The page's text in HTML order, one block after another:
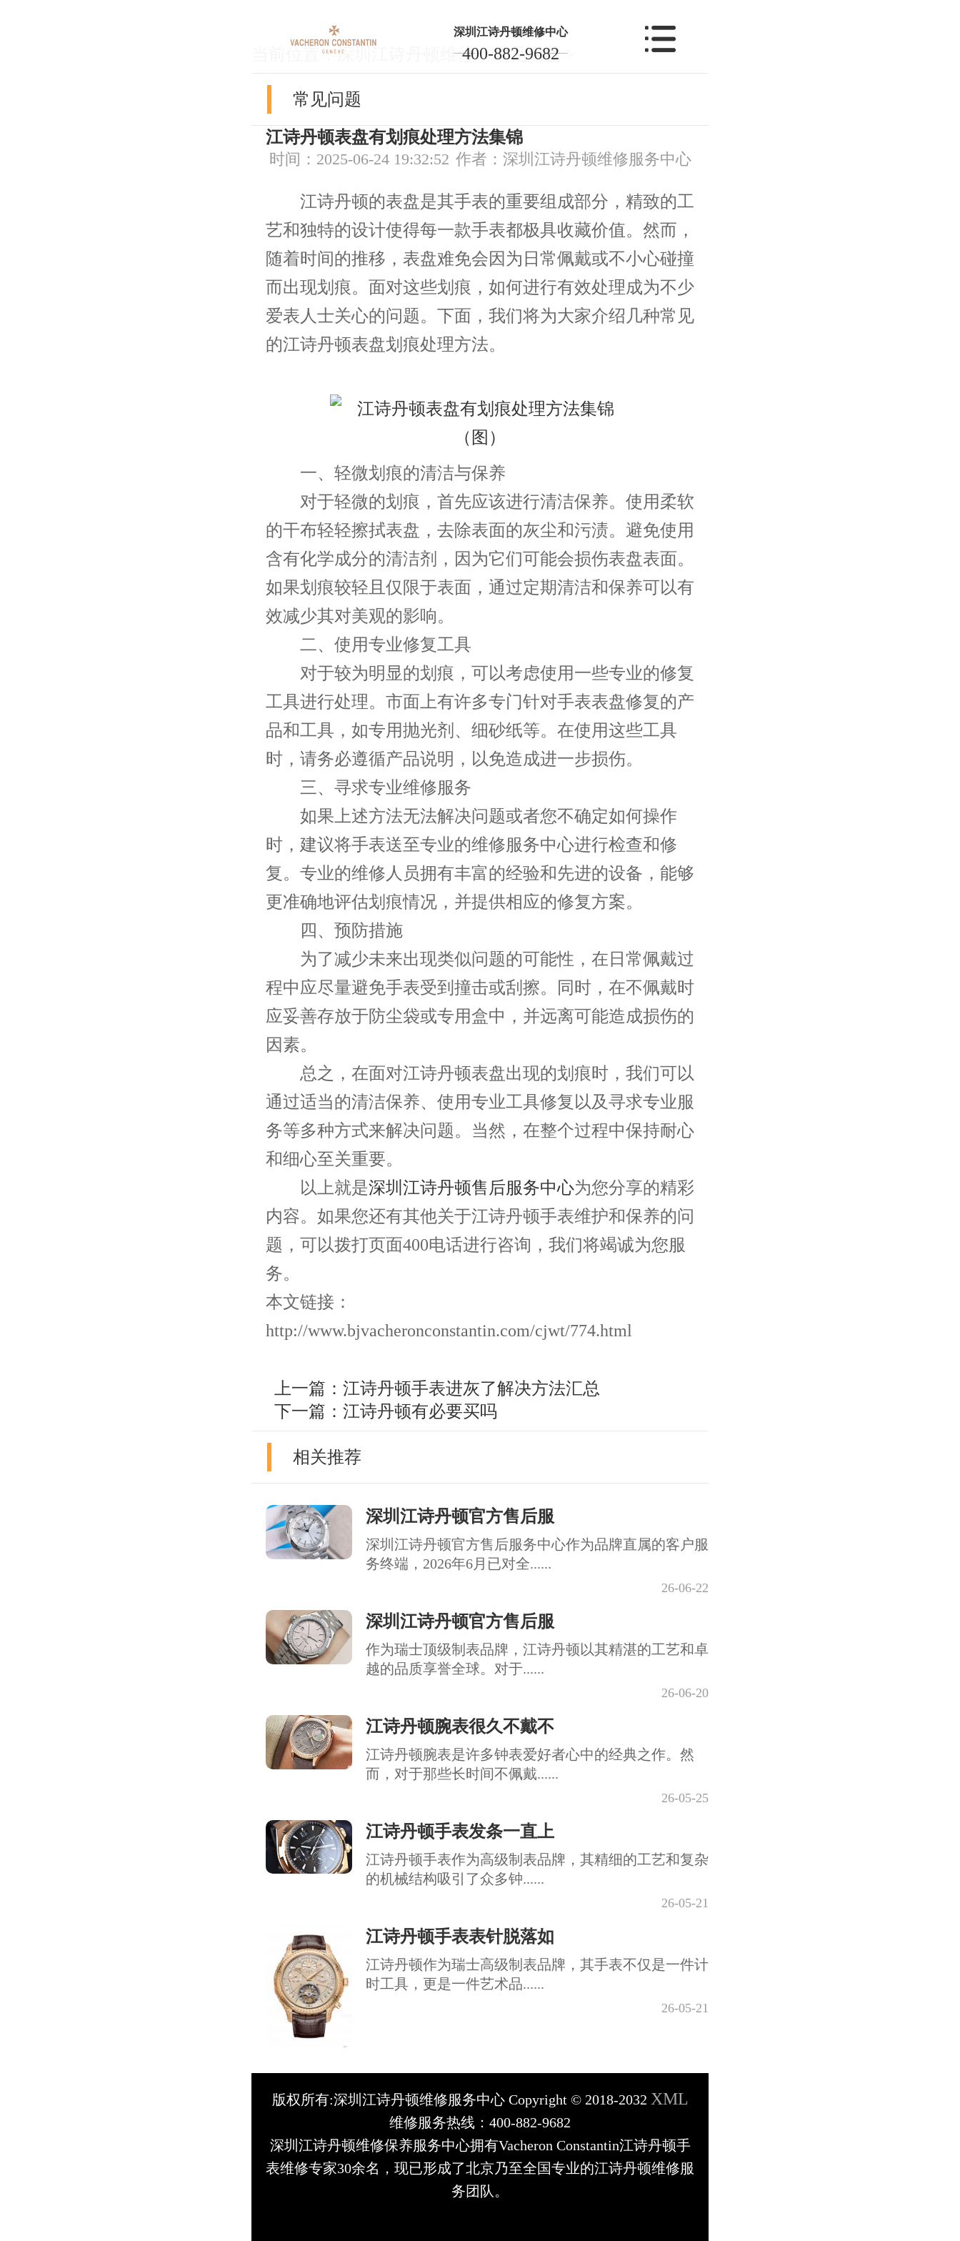
深圳江诗丹顿维修中心
400-882-9682
当前位置：深圳江诗丹顿维修>常见问题>
常见问题
江诗丹顿表盘有划痕处理方法集锦
时间：2025-06-24 19:32:52 作者：深圳江诗丹顿维修服务中心
江诗丹顿的表盘是其手表的重要组成部分，精致的工
艺和独特的设计使得每一款手表都极具收藏价值。然而，
随着时间的推移，表盘难免会因为日常佩戴或不小心碰撞
而出现划痕。面对这些划痕，如何进行有效处理成为不少
爱表人士关心的问题。下面，我们将为大家介绍几种常见
的江诗丹顿表盘划痕处理方法。
一、轻微划痕的清洁与保养
对于轻微的划痕，首先应该进行清洁保养。使用柔软
的干布轻轻擦拭表盘，去除表面的灰尘和污渍。避免使用
含有化学成分的清洁剂，因为它们可能会损伤表盘表面。
如果划痕较轻且仅限于表面，通过定期清洁和保养可以有
效减少其对美观的影响。
二、使用专业修复工具
对于较为明显的划痕，可以考虑使用一些专业的修复
工具进行处理。市面上有许多专门针对手表表盘修复的产
品和工具，如专用抛光剂、细砂纸等。在使用这些工具
时，请务必遵循产品说明，以免造成进一步损伤。
三、寻求专业维修服务
如果上述方法无法解决问题或者您不确定如何操作
时，建议将手表送至专业的维修服务中心进行检查和修
复。专业的维修人员拥有丰富的经验和先进的设备，能够
更准确地评估划痕情况，并提供相应的修复方案。
四、预防措施
为了减少未来出现类似问题的可能性，在日常佩戴过
程中应尽量避免手表受到撞击或刮擦。同时，在不佩戴时
应妥善存放于防尘袋或专用盒中，并远离可能造成损伤的
因素。
总之，在面对江诗丹顿表盘出现的划痕时，我们可以
通过适当的清洁保养、使用专业工具修复以及寻求专业服
务等多种方式来解决问题。当然，在整个过程中保持耐心
和细心至关重要。
以上就是深圳江诗丹顿售后服务中心为您分享的精彩
内容。如果您还有其他关于江诗丹顿手表维护和保养的问
题，可以拨打页面400电话进行咨询，我们将竭诚为您服
务。
本文链接：
http://www.bjvacheronconstantin.com/cjwt/774.html
上一篇： 江诗丹顿手表进灰了解决方法汇总
下一篇： 江诗丹顿有必要买吗
相关推荐
深圳江诗丹顿官方售后服
深圳江诗丹顿官方售后服务中心作为品牌直属的客户服
务终端，2026年6月已对全......
26-06-22
深圳江诗丹顿官方售后服
作为瑞士顶级制表品牌，江诗丹顿以其精湛的工艺和卓
越的品质享誉全球。对于......
26-06-20
江诗丹顿腕表很久不戴不
江诗丹顿腕表是许多钟表爱好者心中的经典之作。然
而，对于那些长时间不佩戴......
26-05-25
江诗丹顿手表发条一直上
江诗丹顿手表作为高级制表品牌，其精细的工艺和复杂
的机械结构吸引了众多钟......
26-05-21
江诗丹顿手表表针脱落如
江诗丹顿作为瑞士高级制表品牌，其手表不仅是一件计
时工具，更是一件艺术品......
26-05-21
版权所有:深圳江诗丹顿维修服务中心 Copyright © 2018-2032 XML
维修服务热线：400-882-9682
深圳江诗丹顿维修保养服务中心拥有Vacheron Constantin江诗丹顿手
表维修专家30余名，现已形成了北京乃至全国专业的江诗丹顿维修服
务团队。